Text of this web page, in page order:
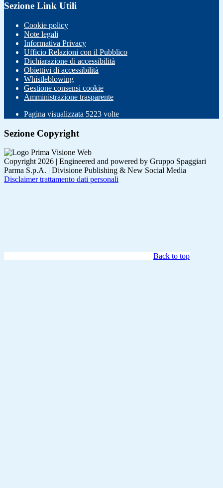
Sezione Link Utili
Cookie policy
Note legali
Informativa Privacy
Ufficio Relazioni con il Pubblico
Dichiarazione di accessibilità
Obiettivi di accessibilità
Whistleblowing
Gestione consensi cookie
Amministrazione trasparente
Pagina visualizzata 5223 volte
Sezione Copyright
Copyright 2026 | Engineered and powered by Gruppo Spaggiari
Parma S.p.A. | Divisione Publishing & New Social Media
Disclaimer trattamento dati personali
Back to top